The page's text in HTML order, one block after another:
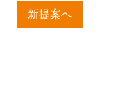
新提案へ